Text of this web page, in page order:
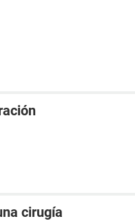
cirugía